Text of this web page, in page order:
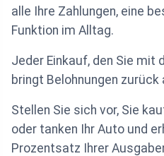
alle Ihre Zahlungen, eine
Funktion im Alltag.
Jeder Einkauf, den Sie mit
bringt Belohnungen zurück
Stellen Sie sich vor, Sie
oder tanken Ihr Auto und
Prozentsatz Ihrer